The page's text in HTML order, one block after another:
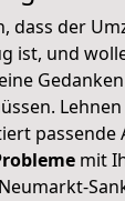
dass der
ist, und
passende
mit